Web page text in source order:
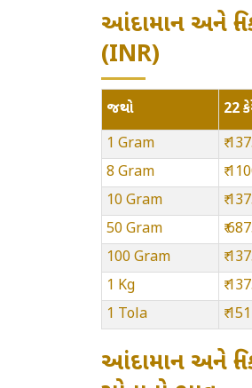
આંદામાન અને
(INR)
જથ્થો 22
1 Gram
₹
8 Gram
₹
10 Gram
₹
50 Gram
₹
100 Gram
₹
1 Kg
₹
1 Tola
₹
આંદામાન અને